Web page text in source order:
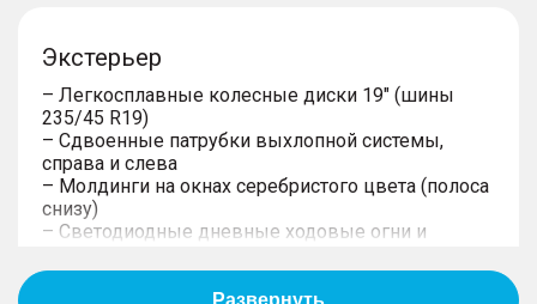
Экстерьер
– Легкосплавные колесные диски 19" (шины
235/45 R19)
– Сдвоенные патрубки выхлопной системы,
справа и слева
– Молдинги на окнах серебристого цвета (полоса
снизу)
– Светодиодные дневные ходовые огни и
– Светодиодные задние комбинированные
фонари с контурной линией на багажной двери